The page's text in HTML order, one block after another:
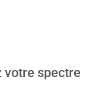
votre spectre